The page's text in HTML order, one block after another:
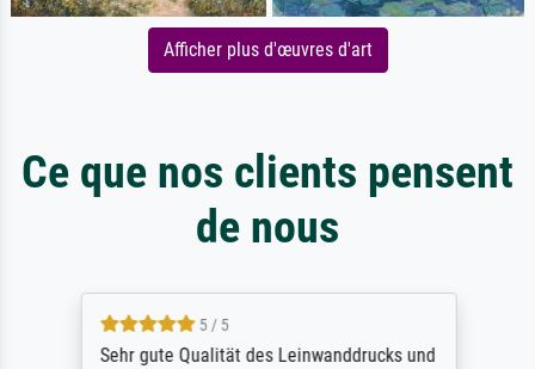
Afficher plus d'œuvres d'art
Ce que nos clients pensent
de nous
5 / 5
Sehr gute Qualität des Leinwanddrucks und